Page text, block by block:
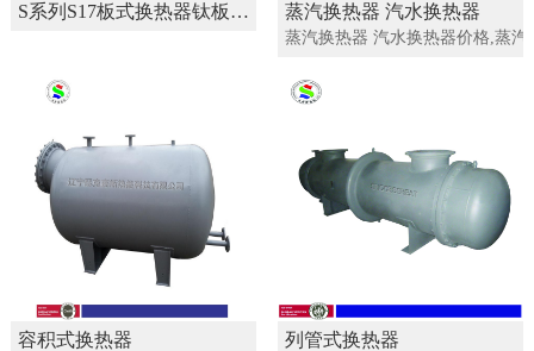
S系列S17板式换热器钛板不绣钢板片 换热机组材料 蒸汽换热器 汽水换热器
蒸汽换热器 汽水换热器价格,蒸
容积式换热器 列管式换热器